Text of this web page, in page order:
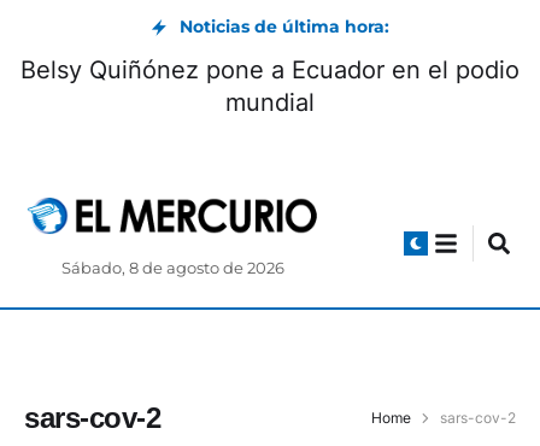
Noticias de última hora:
Belsy Quiñónez pone a Ecuador en el podio
mundial
Sábado, 8 de agosto de 2026
sars-cov-2 Home sars-cov-2